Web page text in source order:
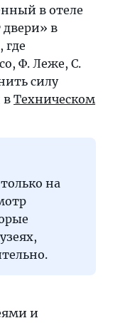
в отеле
двери» в
, где
Ф. Леже, С.
силу
в Техническом
на
и